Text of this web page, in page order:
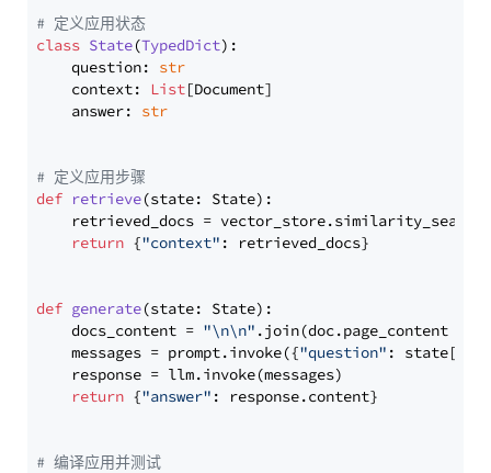
# 定义应用状态
class State(TypedDict):
    question:
str
    context:
List[Document]
    answer:
str
# 定义应用步骤
def retrieve(state: State):
retrieved_docs =
return {"context" : retrieved_docs}
def generate(state: State):
    docs_content =
"\n\n" .join(doc.page_content
    messages = prompt.invoke({
"question" : state[
    response = llm.invoke(messages)
return {"answer" : response.content}
# 编译应用并测试